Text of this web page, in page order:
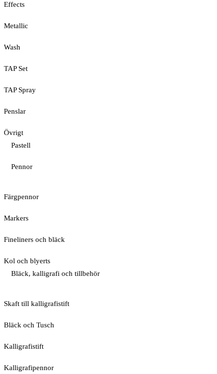
Effects
Metallic
Wash
TAP Set
TAP Spray
Penslar
Övrigt
Pastell
Pennor
Färgpennor
Markers
Fineliners och bläck
Kol och blyerts
Bläck, kalligrafi och tillbehör
Skaft till kalligrafistift
Bläck och Tusch
Kalligrafistift
Kalligrafipennor